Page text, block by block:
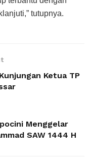
tutupnya.
Ketua TP
Menggelar
SAW 1444 H